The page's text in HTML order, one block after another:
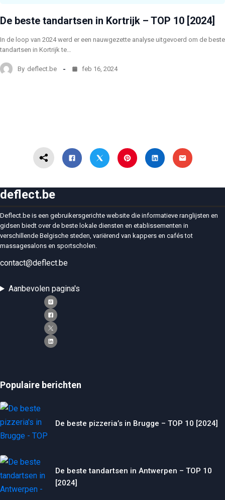
De beste tandartsen in Kortrijk – TOP 10 [2024]
In de loop van 2024 werd er een nauwgezette analyse uitgevoerd om de beste
tandartsen in Kortrijk te…
By deflect.be feb 16, 2024
deflect.be
Deflect.be is een gebruikersgerichte website die informatieve ranglijsten en
gidsen biedt over de beste lokale diensten en etablissementen in
verschillende Belgische steden, variërend van kappers en cafés tot
massagesalons en sportscholen.
contact@deflect.be
Aanbevolen pagina's
Populaire berichten
De beste pizzeria’s in Brugge – TOP 10 [2024]
De beste tandartsen in Antwerpen – TOP 10
[2024]